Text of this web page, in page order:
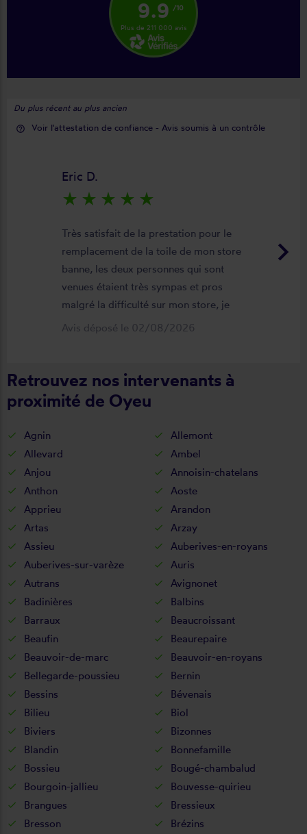
9.9 /10
Plus de 211 000 avis
Du plus récent au plus ancien
help_outline Voir l'attestation de confiance - Avis soumis à un contrôle
keyboard_arrow_right
Eric D.
star_rate star_rate star_rate star_rate star_rate
Très satisfait de la prestation pour le
remplacement de la toile de mon store
banne, les deux personnes qui sont
venues étaient très sympas et pros
malgré la difficulté sur mon store, je
suis satisfait du résultat et du
de la pose je recommande ????
Avis déposé le 02/08/2026
Retrouvez nos intervenants à
proximité de Oyeu
Agnin
Allemont
Allevard
Ambel
Anjou
Annoisin-chatelans
Anthon
Aoste
Apprieu
Arandon
Artas
Arzay
Assieu
Auberives-en-royans
Auberives-sur-varèze
Auris
Autrans
Avignonet
Badinières
Balbins
Barraux
Beaucroissant
Beaufin
Beaurepaire
Beauvoir-de-marc
Beauvoir-en-royans
Bellegarde-poussieu
Bernin
Bessins
Bévenais
Bilieu
Biol
Biviers
Bizonnes
Blandin
Bonnefamille
Bossieu
Bougé-chambalud
Bourgoin-jallieu
Bouvesse-quirieu
Brangues
Bressieux
Bresson
Brézins